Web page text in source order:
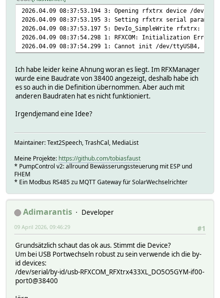
2026.04.09 08:37:53.194 3: Opening rfxtrx device /dev/
2026.04.09 08:37:53.195 3: Setting rfxtrx serial
2026.04.09 08:37:53.197 5: DevIo_SimpleWrite rfxtrx: f02c
2026.04.09 08:37:54.298 1: RFXCOM: Initialization Error
2026.04.09 08:37:54.299 1: Cannot init /dev/ttyUSB4,
Ich habe leider keine Ahnung woran es liegt. Im RFXManager
wurde eine Baudrate von 38400 angezeigt, deshalb habe ich
es so auch in die Definition übernommen. Aber auch mit
anderen Baudraten hat es nicht funktioniert.
Irgendjemand eine Idee?
Maintainer: Text2Speech, TrashCal, MediaList
Meine Projekte: https://github.com/tobiasfaust
* PumpControl v2: allround Bewässerungssteuerung mit ESP und
FHEM
* Ein Modbus RS485 zu MQTT Gateway für SolarWechselrichter
Adimarantis
Developer
#1
09 April 2026, 09:46:29
Grundsätzlich schaut das ok aus. Stimmt die Device?
Um bei USB Portwechseln robust zu sein verwende ich die by-
id devices:
/dev/serial/by-id/usb-RFXCOM_RFXtrx433XL_DO5O5GYM-if00-
port0@38400